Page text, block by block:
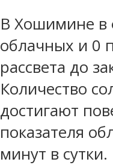
В Хошимине в
облачных и 0
рассвета до
Количество
достигают
показателя
минут в сутки.